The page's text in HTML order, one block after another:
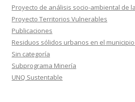
Proyecto de análisis socio-ambiental de
Proyecto Territorios Vulnerables
Publicaciones
Residuos sólidos urbanos en el
Sin categoría
Subprograma Minería
UNQ Sustentable